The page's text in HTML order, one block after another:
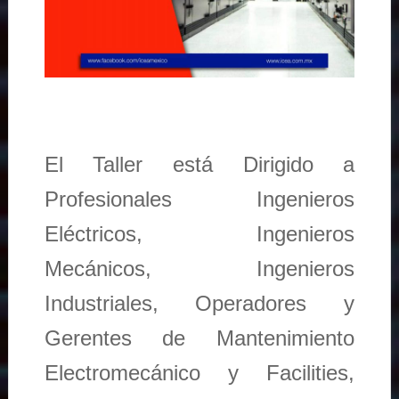
El Taller está Dirigido a
Profesionales Ingenieros
Eléctricos, Ingenieros
Mecánicos, Ingenieros
Industriales, Operadores y
Gerentes de Mantenimiento
Electromecánico y Facilities,